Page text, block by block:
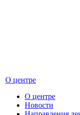
О центре
О центре
Новости